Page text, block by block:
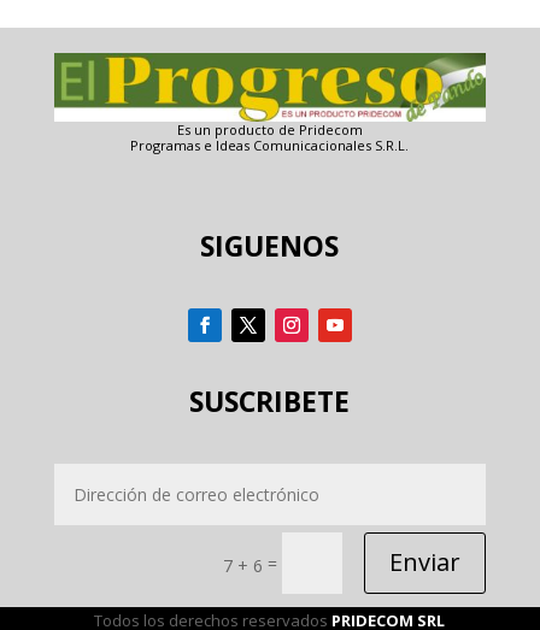
Es un producto de Pridecom
Programas e Ideas Comunicacionales S.R.L.
SIGUENOS
SUSCRIBETE
7 + 6 = Enviar
Todos los derechos reservados PRIDECOM SRL